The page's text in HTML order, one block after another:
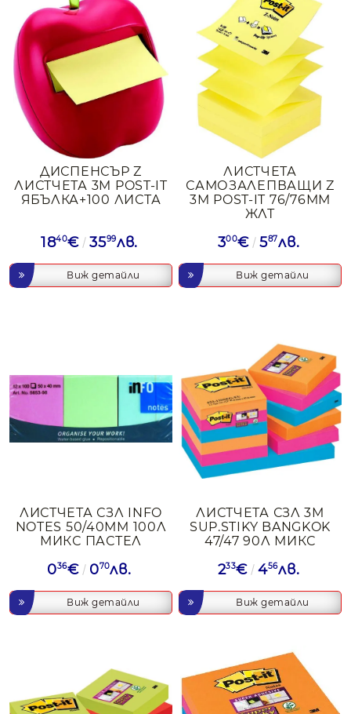
ДИСПЕНСЪР Z
ЛИСТЧЕТА 3M POST-IT
ЯБЪЛКА+100 ЛИСТА
1840€ 3599лв.
Виж детайли
ЛИСТЧЕТА
САМОЗАЛЕПВАЩИ Z
3M POST-IT 76/76ММ
ЖЛТ
300€ 587лв.
Виж детайли
ЛИСТЧЕТА СЗЛ INFO
NOTES 50/40ММ 100Л
МИКС ПАСТЕЛ
036€ 070лв.
Виж детайли
ЛИСТЧЕТА СЗЛ 3М
SUP.STIKY BANGKOK
47/47 90Л МИКС
233€ 456лв.
Виж детайли